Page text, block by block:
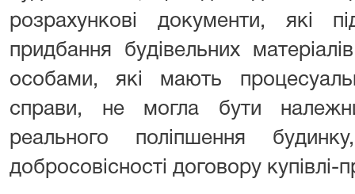
розрахункові документи, які
придбання будівельних
особами, які мають
справи, не могла бути
реального поліпшення
добросовісності договору купівлі-